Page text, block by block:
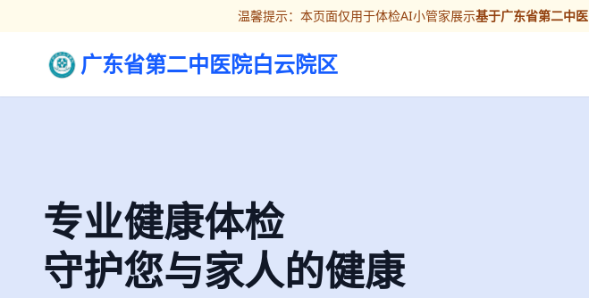
温馨提示：本页面仅用于体检AI小管家展示基于广东省第二中
广东省第二中医院白云院区
专业健康体检
守护您与家人的健康